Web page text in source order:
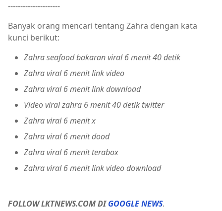
---------------------
Banyak orang mencari tentang Zahra dengan kata
kunci berikut:
Zahra seafood bakaran viral 6 menit 40 detik
Zahra viral 6 menit link video
Zahra viral 6 menit link download
Video viral zahra 6 menit 40 detik twitter
Zahra viral 6 menit x
Zahra viral 6 menit dood
Zahra viral 6 menit terabox
Zahra viral 6 menit link video download
FOLLOW LKTNEWS.COM DIGOOGLE NEWS.